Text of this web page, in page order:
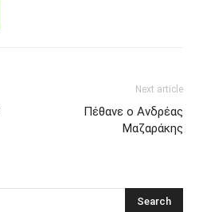
Next article
Πέθανε ο Ανδρέας
Μαζαράκης